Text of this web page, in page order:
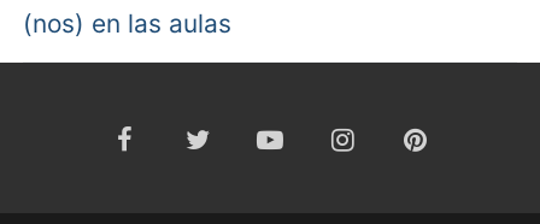
(nos) en las aulas